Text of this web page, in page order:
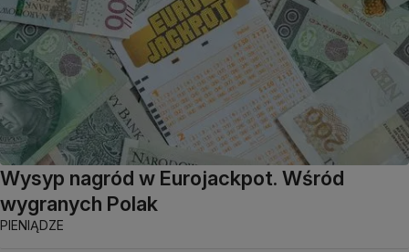
Wysyp nagród w Eurojackpot. Wśród
wygranych Polak
PIENIĄDZE